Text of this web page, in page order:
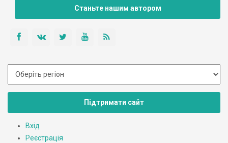
Станьте нашим автором
Підтримати сайт
Вхід
Реєстрація